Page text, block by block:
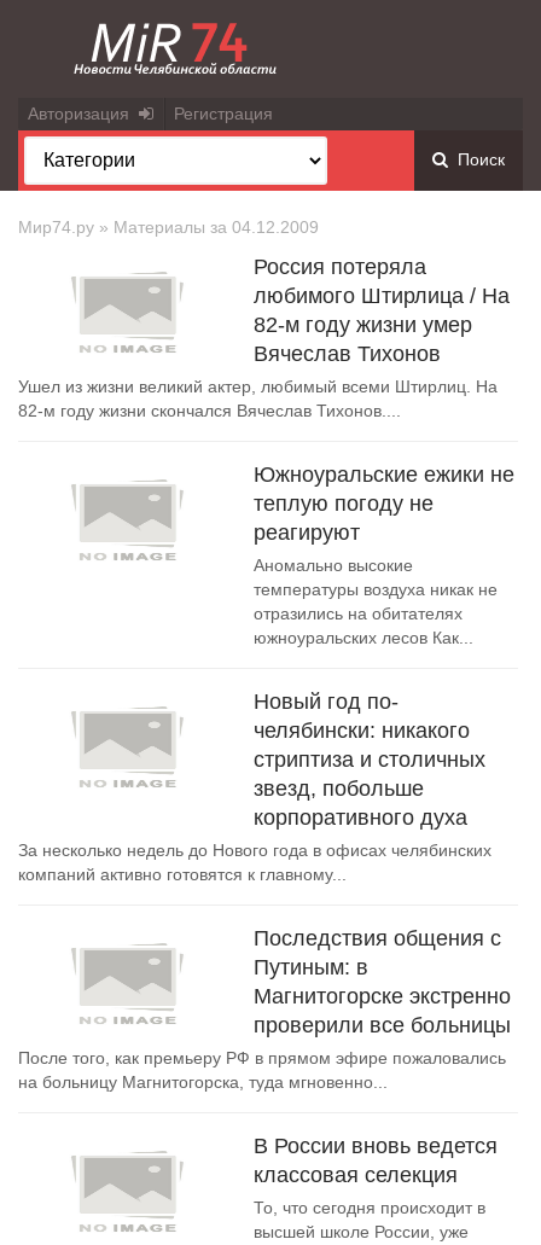
Авторизация Регистрация
Поиск
Мир74.ру » Материалы за 04.12.2009
Россия потеряла
любимого Штирлица / На
82-м году жизни умер
Вячеслав Тихонов
Ушел из жизни великий актер, любимый всеми Штирлиц. На
82-м году жизни скончался Вячеслав Тихонов....
Южноуральские ежики не
теплую погоду не
реагируют
Аномально высокие
температуры воздуха никак не
отразились на обитателях
южноуральских лесов Как...
Новый год по-
челябински: никакого
стриптиза и столичных
звезд, побольше
корпоративного духа
За несколько недель до Нового года в офисах челябинских
компаний активно готовятся к главному...
Последствия общения с
Путиным: в
Магнитогорске экстренно
проверили все больницы
После того, как премьеру РФ в прямом эфире пожаловались
на больницу Магнитогорска, туда мгновенно...
В России вновь ведется
классовая селекция
То, что сегодня происходит в
высшей школе России, уже